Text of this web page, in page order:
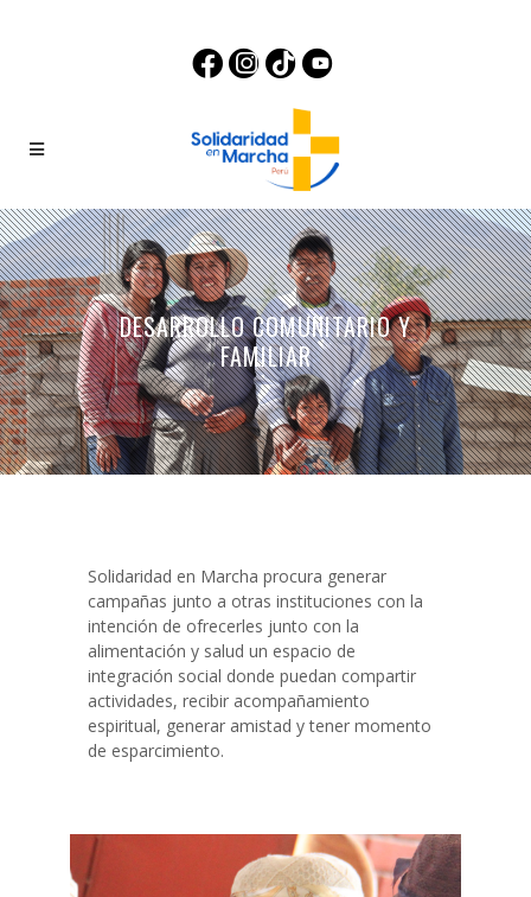
DESARROLLO COMUNITARIO Y
FAMILIAR
Solidaridad en Marcha procura generar
campañas junto a otras instituciones con la
intención de ofrecerles junto con la
alimentación y salud un espacio de
integración social donde puedan compartir
actividades, recibir acompañamiento
espiritual, generar amistad y tener momento
de esparcimiento.